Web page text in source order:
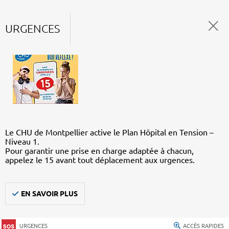
URGENCES
Le CHU de Montpellier active le Plan Hôpital en Tension –
Niveau 1.
Pour garantir une prise en charge adaptée à chacun,
appelez le 15 avant tout déplacement aux urgences.
EN SAVOIR PLUS
URGENCES ACCÈS RAPIDES